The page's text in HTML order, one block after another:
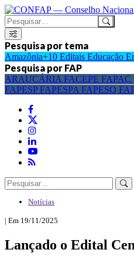
Pesquisa por tema
Amazônia+10 Editais Educação
Pesquisa por FAP
ARAUCÁRIA FACEPE FAPAC
FAPESPFAPESPA FAPESQ
Notícias
| Em 19/11/2025
Lançado o Edital